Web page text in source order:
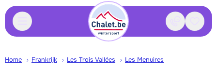
Contact
Home Frankrijk Les Trois Vallées Les Menuires